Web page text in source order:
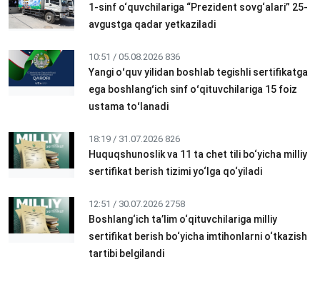
1-sinf o‘quvchilariga “Prezident sovg‘alari” 25-
avgustga qadar yetkaziladi
10:51 / 05.08.2026 836
Yangi oʻquv yilidan boshlab tegishli sertifikatga
ega boshlangʻich sinf oʻqituvchilariga 15 foiz
ustama toʻlanadi
18:19 / 31.07.2026 826
Huquqshunoslik va 11 ta chet tili bo‘yicha milliy
sertifikat berish tizimi yo‘lga qo‘yiladi
12:51 / 30.07.2026 2758
Boshlang‘ich ta’lim o‘qituvchilariga milliy
sertifikat berish bo‘yicha imtihonlarni o‘tkazish
tartibi belgilandi